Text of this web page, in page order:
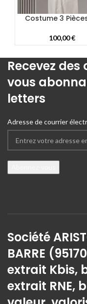
Costume 3
100,00€
Recevez des
vous
letters
Adresse de courrier
Société
BARRE
extrait Kbis,
extrait RNE,